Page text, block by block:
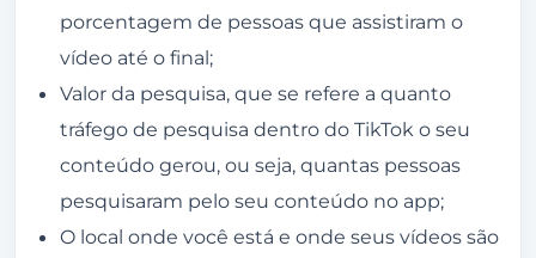
porcentagem de pessoas que assistiram o
vídeo até o final;
Valor da pesquisa, que se refere a quanto
tráfego de pesquisa dentro do TikTok o seu
conteúdo gerou, ou seja, quantas pessoas
pesquisaram pelo seu conteúdo no app;
O local onde você está e onde seus vídeos são